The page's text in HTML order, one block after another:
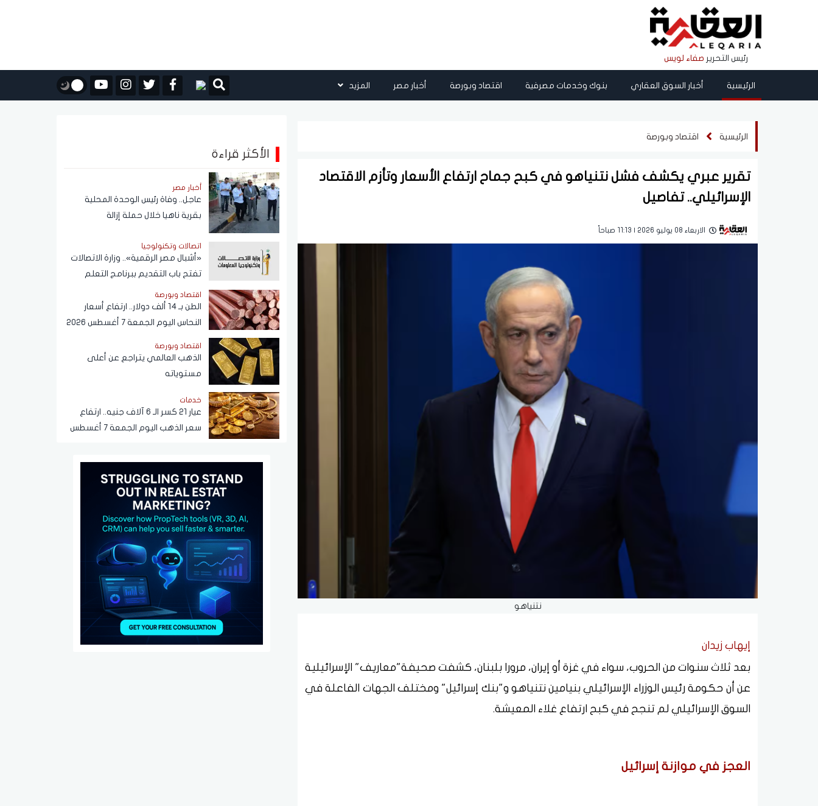
رئيس التحرير صفاء لويس
الرئيسية أخبار السوق العقاري بنوك وخدمات مصرفية اقتصاد وبورصة أخبار مصر المزيد
الرئيسية اقتصاد وبورصة
تقرير عبري يكشف فشل نتنياهو في كبح جماح ارتفاع الأسعار وتأزم الاقتصاد
الإسرائيلي.. تفاصيل
الاربعاء 08 يوليو 2026 | 11:13 صباحاً
نتنياهو
إيهاب زيدان
بعد ثلاث سنوات من الحروب، سواء في غزة أو إيران، مرورا بلبنان، كشفت صحيفة"معاريف" الإسرائيلية
عن أن حكومة رئيس الوزراء الإسرائيلي بنيامين نتنياهو و"بنك إسرائيل" ومختلف الجهات الفاعلة في
السوق الإسرائيلي لم تنجح في كبح ارتفاع غلاء المعيشة.
العجز في موازنة إسرائيل
الأكثر قراءة
أخبار مصر
عاجل.. وفاة رئيس الوحدة المحلية
بقرية ناهيا خلال حملة إزالة
اتصالات وتكنولوجيا
«أشبال مصر الرقمية».. وزارة الاتصالات
تفتح باب التقديم ببرنامج التعلم
اقتصاد وبورصة
الطن بـ 14 ألف دولار.. ارتفاع أسعار
النحاس اليوم الجمعة 7 أغسطس 2026
اقتصاد وبورصة
الذهب العالمي يتراجع عن أعلى
مستوياته
خدمات
عيار 21 كسر الـ 6 آلاف جنيه.. ارتفاع
سعر الذهب اليوم الجمعة 7 أغسطس